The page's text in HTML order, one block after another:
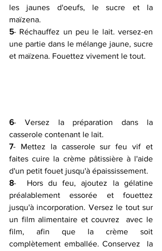
les jaunes d'oeufs, le sucre et la
maïzena.
5- Réchauffez un peu le lait. versez-en
une partie dans le mélange jaune, sucre
et maïzena. Fouettez vivement le tout.
6- Versez la préparation dans la
casserole contenant le lait.
7- Mettez la casserole sur feu vif et
faites cuire la crème pâtissière à l'aide
d'un petit fouet jusqu'à épaississement.
8-  Hors du feu, ajoutez la gélatine
préalablement essorée et fouettez
jusqu'à incorporation. Versez le tout sur
un film alimentaire et couvrez  avec le
film, afin que la crème soit
complètement emballée. Conservez  la